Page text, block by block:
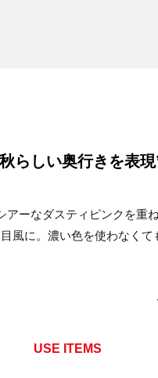
らしい奥行きを表現
アーなダスティピンクを重
風に。濃い色を使わなく
USE ITEMS